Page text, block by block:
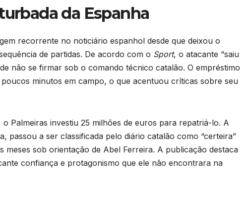
da Espanha
recorrente no noticiário espanhol desde que deixou o
de partidas. De acordo com o Sport, o atacante “saiu
não se firmar sob o comando técnico catalão. O empréstimo
minutos em campo, o que acentuou críticas sobre seu
Palmeiras investiu 25 milhões de euros para repatriá-lo. A
passou a ser classificada pelo diário catalão como “certeira”
sob orientação de Abel Ferreira. A publicação destaca
confiança e protagonismo que ele não encontrara na